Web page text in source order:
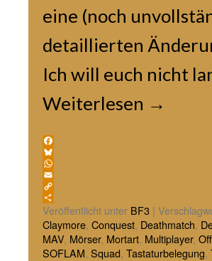
eine (noch
detaillierten
Ich will euch nicht
Weiterlesen →
Facebook
Bluesky
WhatsApp
Email
Copy
Link
Teilen
Veröffentlicht unter BF3 |
Claymore, Conquest, Deathmatch,
MAV, Mörser, Mortart, Multiplayer,
SOFLAM, Squad, Tastaturbelegung,